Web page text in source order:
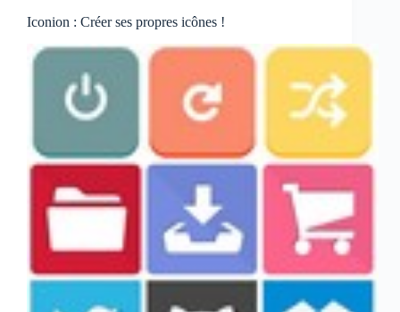
Iconion : Créer ses propres icônes !